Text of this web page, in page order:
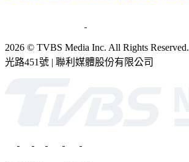
2026 © TVBS Media Inc. All Rights
光路451號 | 聯利媒體股份有限公司